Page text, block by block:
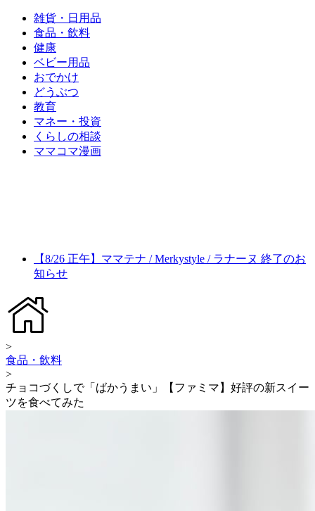
雑貨・日用品
食品・飲料
健康
ベビー用品
おでかけ
どうぶつ
教育
マネー・投資
くらしの相談
ママコマ漫画
【8/26 正午】ママテナ / Merkystyle / ラナーヌ 終了のお
知らせ
>
食品・飲料
>
チョコづくしで「ばかうまい」【ファミマ】好評の新スイー
ツを食べてみた